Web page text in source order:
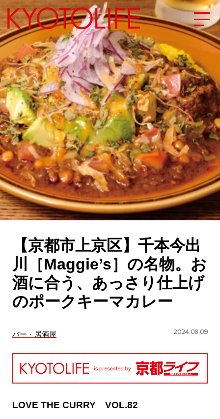
エリアから探す
地図から探す
カテゴリーから探す
SPECIAL
NEW OPEN
SERIES
CULTURE
ABOUT US
Instagram
チケットプレゼント応募
MAIN MENU
SERIES
【京都市上京区】千本今出
川［Maggie’s］の名物。お
酒に合う、あっさり仕上げ
のポークキーマカレー
バー・居酒屋 2024.08.09
LOVE THE CURRY VOL.82